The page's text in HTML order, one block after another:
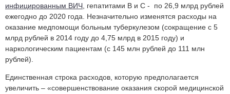
инфицированным ВИЧ , гепатитами В и С - по 26,9 млрд рублей
ежегодно до 2020 года. Незначительно изменятся расходы на
оказание медпомощи больным туберкулезом (сокращение с 5
млрд рублей в 2014 году до 4,75 млрд в 2015 году) и
наркологическим пациентам (с 145 млн рублей до 111 млн
рублей).
Единственная строка расходов, которую предполагается
увеличить – «совершенствование оказания скорой медицинской